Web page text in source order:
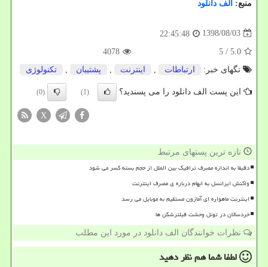
منبع: الف دانلود
1398/08/03
22:45:48
5.0
/ 5
4078
تگهای خبر:
ارتباطات , اینترنت , پشتیبان , تكنولوژی
این پست الف دانلود را می پسندید؟ (1)
(0)
X
تازه ترین پستهای مرتبط
دقیقا به اندازه مصرف ترافیک بین الملل از حجم بسته کسر می شود
واکنش ایرانسل به ابهام درباره ی مصرف اینترنت
اینترنت ماهواره ای آمازون مستقیم به موبایل می رسد
خردسالان در تونل وحشت فیلترشکن ها
نظرات خوانندگان الف دانلود در مورد این مطلب
لطفا شما همنظر دهید